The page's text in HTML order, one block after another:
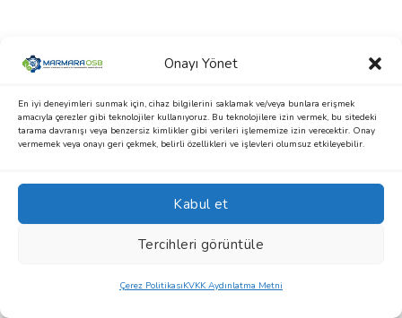
Onayı Yönet
En iyi deneyimleri sunmak için, cihaz bilgilerini saklamak ve/veya bunlara erişmek
amacıyla çerezler gibi teknolojiler kullanıyoruz. Bu teknolojilere izin vermek, bu sitedeki
tarama davranışı veya benzersiz kimlikler gibi verileri işlememize izin verecektir. Onay
vermemek veya onayı geri çekmek, belirli özellikleri ve işlevleri olumsuz etkileyebilir.
Kabul et
Tercihleri görüntüle
Çerez PolitikasıKVKK Aydınlatma Metni